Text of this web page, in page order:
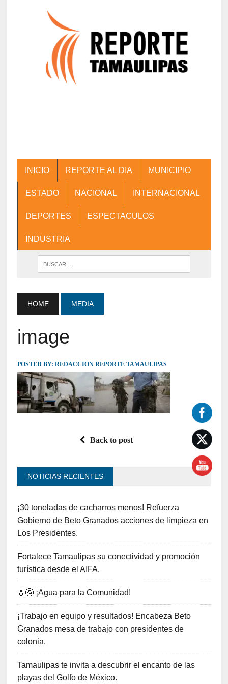
INICIO REPORTE AL DIA MUNICIPIO
ESTADO NACIONAL INTERNACIONAL
DEPORTES ESPECTACULOS
INDUSTRIA
HOME MEDIA
image
POSTED BY: REDACCION REPORTE TAMAULIPAS
Back to post
NOTICIAS RECIENTES
¡30 toneladas de cacharros menos! Refuerza
Gobierno de Beto Granados acciones de limpieza en
Los Presidentes.
Fortalece Tamaulipas su conectividad y promoción
turística desde el AIFA.
💧🚰 ¡Agua para la Comunidad!
¡Trabajo en equipo y resultados! Encabeza Beto
Granados mesa de trabajo con presidentes de
colonia.
Tamaulipas te invita a descubrir el encanto de las
playas del Golfo de México.